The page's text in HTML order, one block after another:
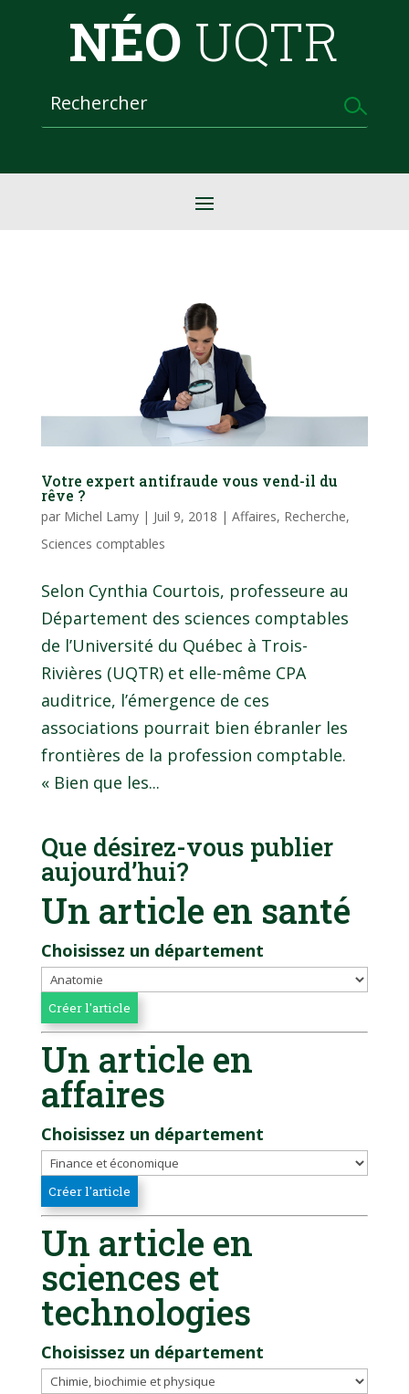
NÉO UQTR
Votre expert antifraude vous vend-il du
rêve ?
par Michel Lamy| Juil 9, 2018 | Affaires, Recherche,
Sciences comptables
Selon Cynthia Courtois, professeure au
Département des sciences comptables
de l’Université du Québec à Trois-
Rivières (UQTR) et elle-même CPA
auditrice, l’émergence de ces
associations pourrait bien ébranler les
frontières de la profession comptable.
« Bien que les...
Que désirez-vous publier
aujourd’hui?
Un article en santé
Choisissez un département
Un article en
affaires
Choisissez un département
Un article en
sciences et
technologies
Choisissez un département